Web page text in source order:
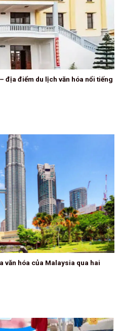
địa điểm du lịch văn hóa nổi tiếng
văn hóa của Malaysia qua hai